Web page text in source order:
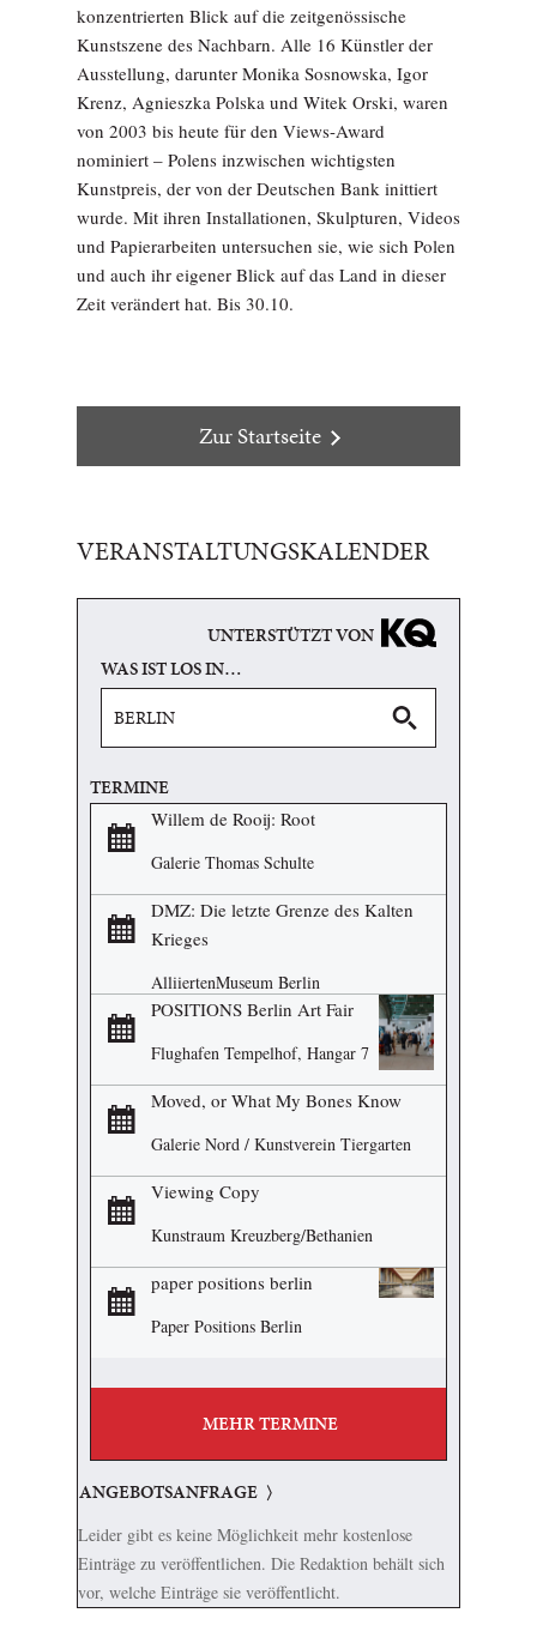
konzentrierten Blick auf die zeitgenössische
Kunstszene des Nachbarn. Alle 16 Künstler der
Ausstellung, darunter Monika Sosnowska, Igor
Krenz, Agnieszka Polska und Witek Orski, waren
von 2003 bis heute für den Views-Award
nominiert – Polens inzwischen wichtigsten
Kunstpreis, der von der Deutschen Bank inittiert
wurde. Mit ihren Installationen, Skulpturen, Videos
und Papierarbeiten untersuchen sie, wie sich Polen
und auch ihr eigener Blick auf das Land in dieser
Zeit verändert hat. Bis 30.10.
Zur Startseite
VERANSTALTUNGSKALENDER
UNTERSTÜTZT VON
WAS IST LOS IN…
TERMINE
Willem de Rooij: Root
Galerie Thomas Schulte
DMZ: Die letzte Grenze des Kalten
Krieges
AlliiertenMuseum Berlin
POSITIONS Berlin Art Fair
Flughafen Tempelhof, Hangar 7
Moved, or What My Bones Know
Galerie Nord / Kunstverein Tiergarten
Viewing Copy
Kunstraum Kreuzberg/Bethanien
paper positions berlin
Paper Positions Berlin
MEHR TERMINE
ANGEBOTSANFRAGE
Leider gibt es keine Möglichkeit mehr kostenlose
Einträge zu veröffentlichen. Die Redaktion behält sich
vor, welche Einträge sie veröffentlicht.